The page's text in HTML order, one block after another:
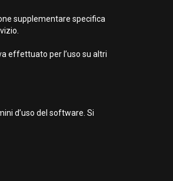
supplementare specifica
effettuato per l’uso su altri
d’uso del software. Si